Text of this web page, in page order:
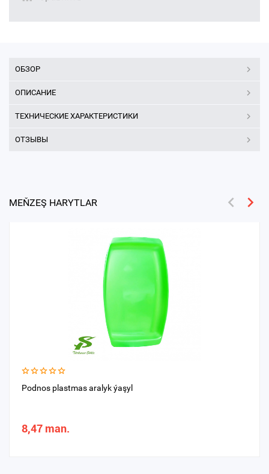
ОБЗОР
ОПИСАНИЕ
ТЕХНИЧЕСКИЕ ХАРАКТЕРИСТИКИ
ОТЗЫВЫ
MEŇZEŞ HARYTLAR
Podnos plastmas aralyk ýaşyl
8,47 man.